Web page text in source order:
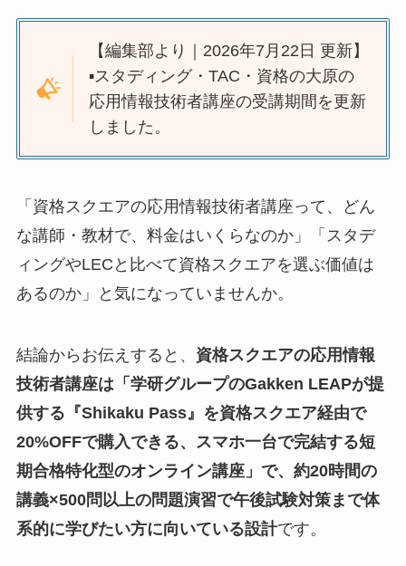
【編集部より｜2026年7月22日 更新】
▪️スタディング・TAC・資格の大原の
応用情報技術者講座の受講期間を更新
しました。
「資格スクエアの応用情報技術者講座って、どん
な講師・教材で、料金はいくらなのか」「スタデ
ィングやLECと比べて資格スクエアを選ぶ価値は
あるのか」と気になっていませんか。
結論からお伝えすると、 資格スクエアの応用情報
技術者講座は「学研グループのGakken LEAPが提
供する『Shikaku Pass』を資格スクエア経由で
20%OFFで購入できる、スマホ一台で完結する短
期合格特化型のオンライン講座」で、約20時間の
講義×500問以上の問題演習で午後試験対策まで体
系的に学びたい方に向いている設計です。